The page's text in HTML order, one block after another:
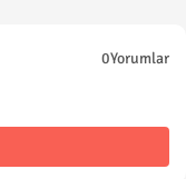
0Yorumlar